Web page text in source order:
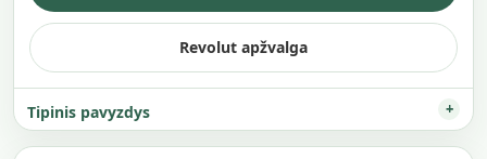
Revolut apžvalga
Tipinis pavyzdys